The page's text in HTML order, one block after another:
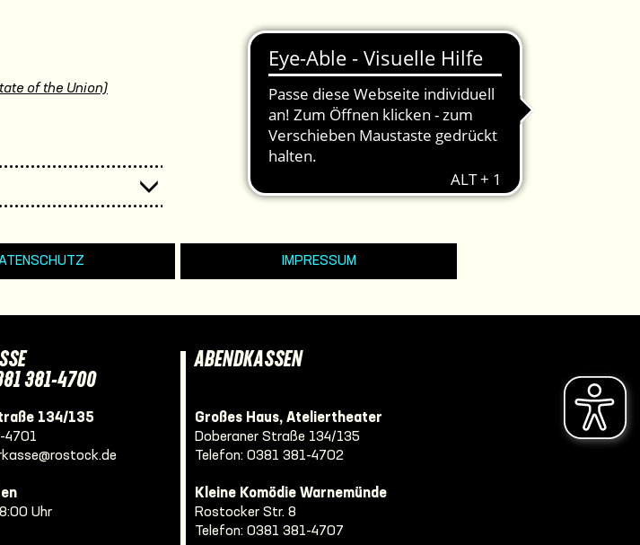
of the Union)
IMPRESSUM
381-4700
134/135
4701
Uhr
ABENDKASSEN
Großes Haus, Ateliertheater
Doberaner Straße 134/135
Telefon: 0381 381-4702
Kleine Komödie Warnemünde
Rostocker Str. 8
Telefon: 0381 381-4707